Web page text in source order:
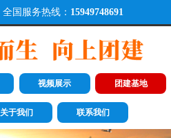
全国服务热线： 15949748691
视频展示 团建基地
关于我们 联系我们